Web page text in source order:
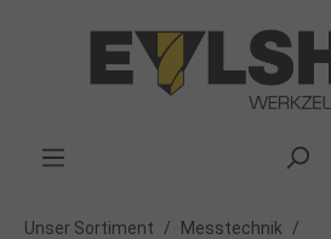
Unser Sortiment / Messtechnik
/